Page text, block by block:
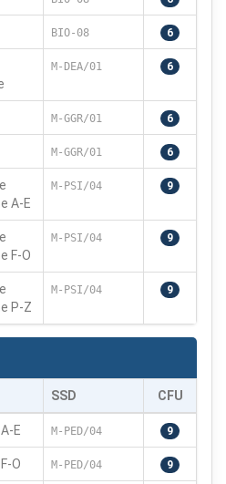
BIO-08 6
M-DEA/01 6
M-GGR/01 6
M-GGR/01 6
A-E
M-PSI/04 9
F-O
M-PSI/04 9
P-Z
M-PSI/04 9
SSD CFU
E M-PED/04 9
O M-PED/04 9
×
vuoi accettare. I cookie
perché indispensabili al
del sito (sessione,
tecniche). Senza di essi il sito